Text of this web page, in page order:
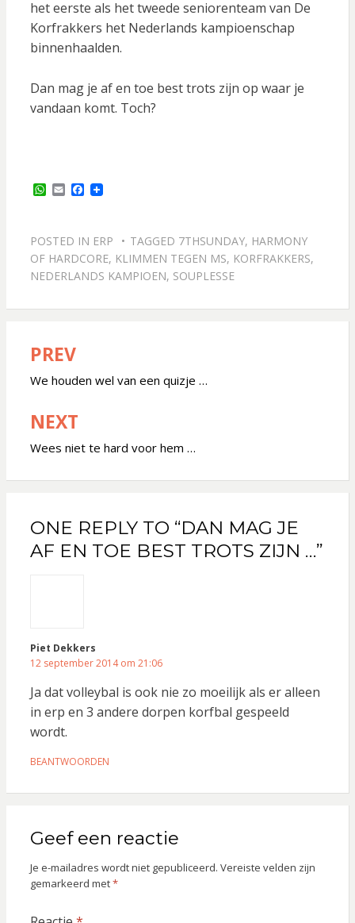
het eerste als het tweede seniorenteam van De
Korfrakkers het Nederlands kampioenschap
binnenhaalden.
Dan mag je af en toe best trots zijn op waar je
vandaan komt. Toch?
W
s
A
p
p
E
l
F
b
o
o
k
POSTED IN ERP TAGGED 7THSUNDAY, HARMONY
OF HARDCORE, KLIMMEN TEGEN MS, KORFRAKKERS,
NEDERLANDS KAMPIOEN, SOUPLESSE
Bericht
navigatie
PREV
We houden wel van een quizje …
NEXT
Wees niet te hard voor hem …
ONE REPLY TO “DAN MAG JE
AF EN TOE BEST TROTS ZIJN …”
Piet Dekkers
12 september 2014 om 21:06
Ja dat volleybal is ook nie zo moeilijk als er alleen
in erp en 3 andere dorpen korfbal gespeeld
wordt.
BEANTWOORDEN
Geef een reactie
Je e-mailadres wordt niet gepubliceerd. Vereiste velden zijn
gemarkeerd met*